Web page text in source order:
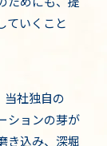
ていくこと
当社独自の
ションの芽が
き込み、深堀